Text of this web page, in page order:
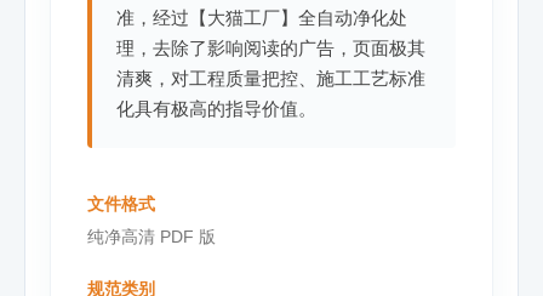
准，经过【大猫工厂】全自动净化处
理，去除了影响阅读的广告，页面极其
清爽，对工程质量把控、施工工艺标准
化具有极高的指导价值。
文件格式
纯净高清 PDF 版
规范类别